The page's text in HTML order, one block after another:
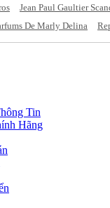
Jean Paul Gaultier
De Marly Delina
Tin
Hãng